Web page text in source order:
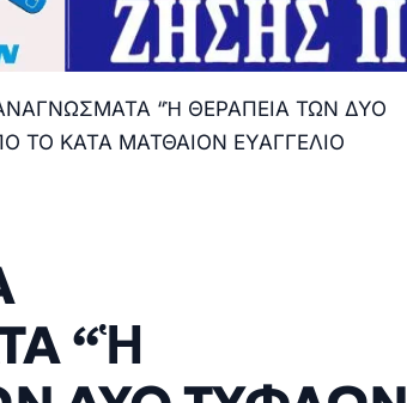
“Ἡ ΘΕΡΑΠΕΙΑ ΤΩΝ ΔΥΟ
ΚΑΤΑ ΜΑΤΘΑΙΟΝ ΕΥΑΓΓΕΛΙΟ
“Ἡ